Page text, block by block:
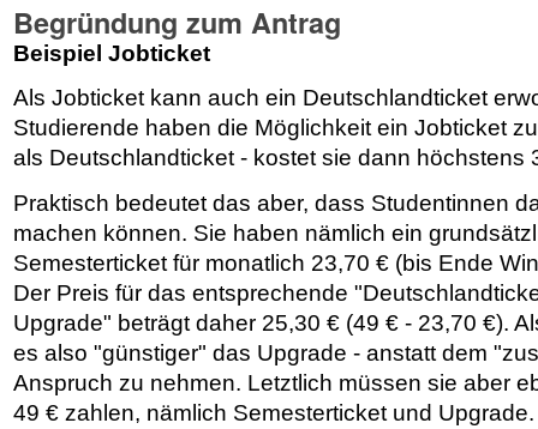
Begründung zum Antrag
Beispiel Jobticket
Als Jobticket kann auch ein Deutschlandticket
Studierende haben die Möglichkeit ein Jobticket
als Deutschlandticket - kostet sie dann höchstens
Praktisch bedeutet das aber, dass Studentinnen
machen können. Sie haben nämlich ein
Semesterticket für monatlich 23,70 € (bis Ende
Der Preis für das entsprechende
Upgrade" beträgt daher 25,30 € (49 € - 23,70 €).
es also "günstiger" das Upgrade - anstatt dem
Anspruch zu nehmen. Letztlich müssen sie aber
49 € zahlen, nämlich Semesterticket und